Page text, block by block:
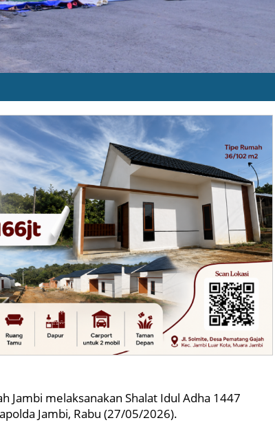
Jambi melaksanakan Shalat Idul Adha 1447
Jambi, Rabu (27/05/2026).